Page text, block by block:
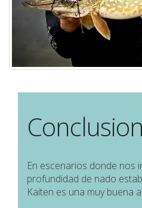
En escenarios donde nos
profundidad de nado
Kaiten es una muy buena